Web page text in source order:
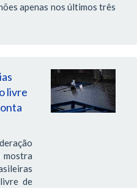
apenas nos últimos três
livre
mostra
de